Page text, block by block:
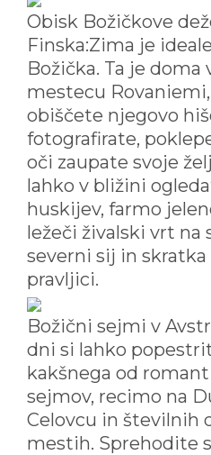
Obisk Božičkove
Finska:Zima je
Božička. Ta je doma
mestecu
obiščete njegovo
fotografirate,
oči zaupate svoje
lahko v bližini
huskijev, farmo
ležeči živalski vrt na
severni sij in
pravljici.
Božični sejmi v
dni si lahko
kakšnega od
sejmov, recimo na
Celovcu in številnih
mestih. Sprehodite